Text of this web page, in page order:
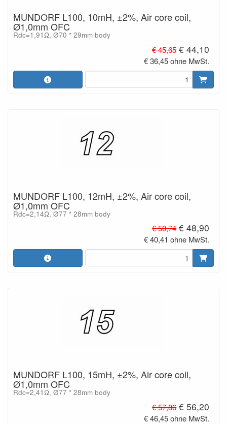
MUNDORF L100, 10mH, ±2%, Air core coil,
Ø1,0mm OFC
Rdc=1,91Ω, Ø70 * 29mm body
€ 45,65 € 44,10
€ 36,45 ohne MwSt.
MUNDORF L100, 12mH, ±2%, Air core coil,
Ø1,0mm OFC
Rdc=2,14Ω, Ø77 * 28mm body
€ 50,74 € 48,90
€ 40,41 ohne MwSt.
MUNDORF L100, 15mH, ±2%, Air core coil,
Ø1,0mm OFC
Rdc=2,41Ω, Ø77 * 28mm body
€ 57,86 € 56,20
€ 46,45 ohne MwSt.